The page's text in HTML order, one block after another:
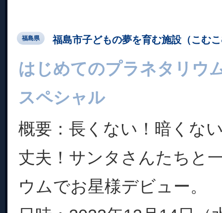
福島県 福島市子どもの夢を育む施設（こむ
はじめてのプラネタリ
スペシャル
概要：長くない！暗くな
丈夫！サンタさんたちと
ウムでお星様デビュー。